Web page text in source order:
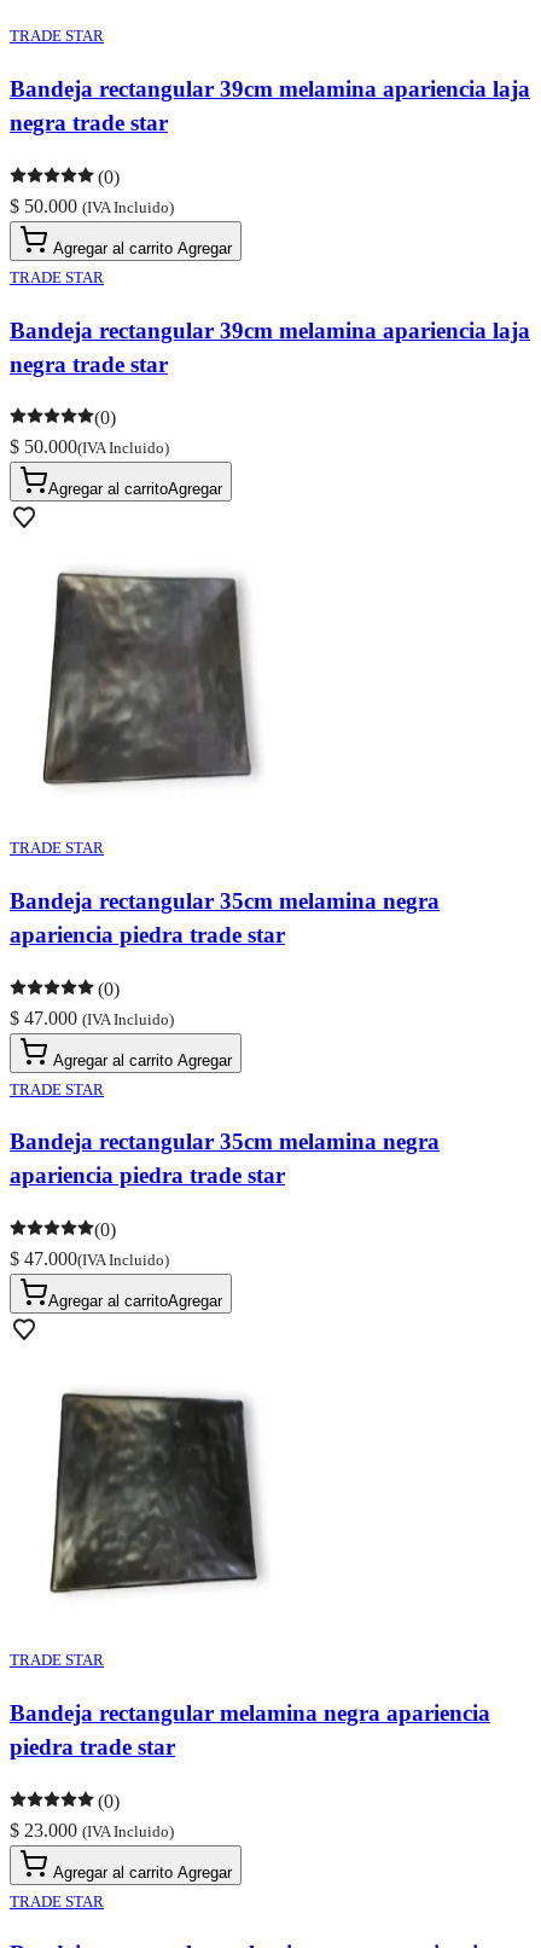
TRADE STAR
Bandeja rectangular 39cm melamina apariencia laja
negra trade star
(0)
$ 50.000 (IVA Incluido)
Agregar al carrito Agregar
TRADE STAR
Bandeja rectangular 39cm melamina apariencia laja
negra trade star
(0)
$ 50.000(IVA Incluido)
Agregar al carritoAgregar
TRADE STAR
Bandeja rectangular 35cm melamina negra
apariencia piedra trade star
(0)
$ 47.000 (IVA Incluido)
Agregar al carrito Agregar
TRADE STAR
Bandeja rectangular 35cm melamina negra
apariencia piedra trade star
(0)
$ 47.000(IVA Incluido)
Agregar al carritoAgregar
TRADE STAR
Bandeja rectangular melamina negra apariencia
piedra trade star
(0)
$ 23.000 (IVA Incluido)
Agregar al carrito Agregar
TRADE STAR